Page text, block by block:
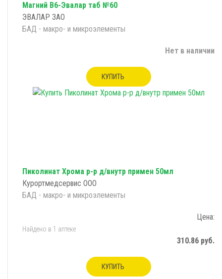
Магний В6-Эвалар таб №60
ЭВАЛАР ЗАО
БАД - макро- и микроэлементы
Нет в наличии
КУПИТЬ
Пиколинат Хрома р-р д/внутр примен 50мл
Курортмедсервис ООО
БАД - макро- и микроэлементы
Цена:
Найдено в 1 аптеке
310.86 руб.
КУПИТЬ